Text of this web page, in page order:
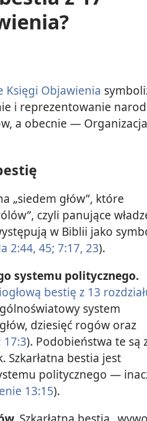
Księgi Objawienia
i reprezentowanie
a obecnie — Organizacja
„siedem głów”, które
czyli panujące
w Biblii jako
2:44, 45; 7:17, 23).
systemu politycznego.
bestię z 13
system
dziesięć rogów oraz
17:3). Podobieństwa te są
Szkarłatna bestia jest
politycznego —
13:15).